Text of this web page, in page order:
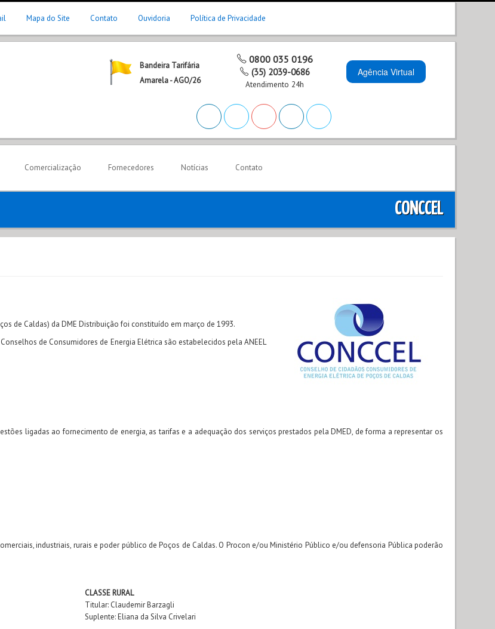
Mapa do Site Contato Ouvidoria Política de Privacidade
Bandeira Tarifária
Amarela - AGO/26
0800 035 0196
(35) 2039-0686
Atendimento 24h
Agência Virtual
Comercialização Fornecedores Notícias Contato
CONCCEL
de Caldas) da DME Distribuição foi constituído em março de 1993.
de Consumidores de Energia Elétrica são estabelecidos pela ANEEL
ligadas ao fornecimento de energia, as tarifas e a adequação dos serviços prestados pela DMED, de forma a representar os
industriais, rurais e poder público de Poços de Caldas. O Procon e/ou Ministério Público e/ou defensoria Pública poderão
CLASSE RURAL
Titular: Claudemir Barzagli
Suplente: Eliana da Silva Crivelari